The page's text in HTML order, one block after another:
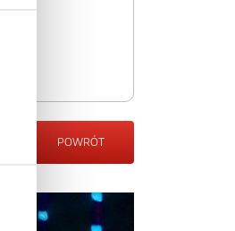
POWRÓT